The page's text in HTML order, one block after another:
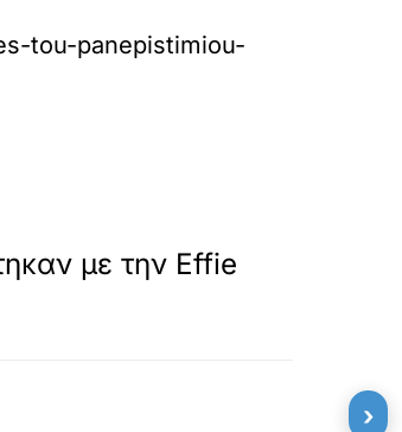
tou-panepistimiou-
με την Effie
›